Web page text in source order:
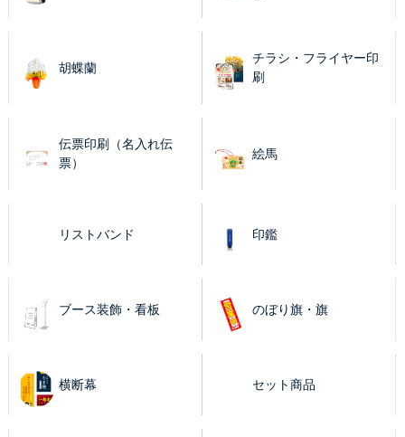
胡蝶蘭
チラシ・フライヤー印
刷
伝票印刷（名入れ伝
票）
絵馬
リストバンド 印鑑
ブース装飾・看板 のぼり旗・旗
横断幕 セット商品